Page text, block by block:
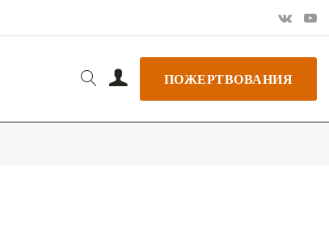
ПОЖЕРТВОВАНИЯ